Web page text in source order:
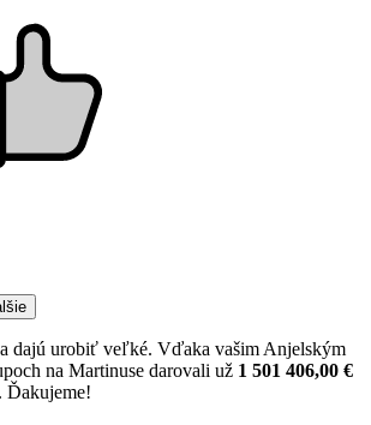
dajú urobiť veľké. Vďaka vašim Anjelským
na Martinuse darovali už 1 501 406,00 €
. Ďakujeme!